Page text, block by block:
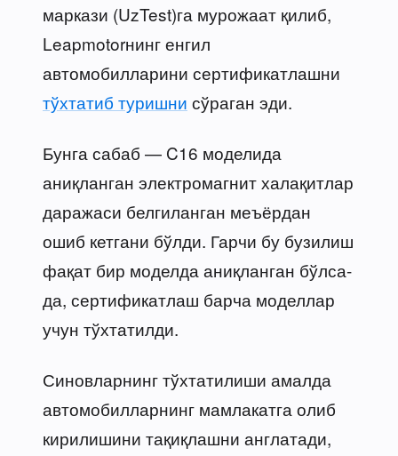
маркази (UzTest)га мурожаат қилиб,
Leapmotorнинг енгил
автомобилларини сертификатлашни
тўхтатиб туришни сўраган эди.
Бунга сабаб — C16 моделида
аниқланган электромагнит халақитлар
даражаси белгиланган меъёрдан
ошиб кетгани бўлди. Гарчи бу бузилиш
фақат бир моделда аниқланган бўлса-
да, сертификатлаш барча моделлар
учун тўхтатилди.
Синовларнинг тўхтатилиши амалда
автомобилларнинг мамлакатга олиб
кирилишини тақиқлашни англатади,